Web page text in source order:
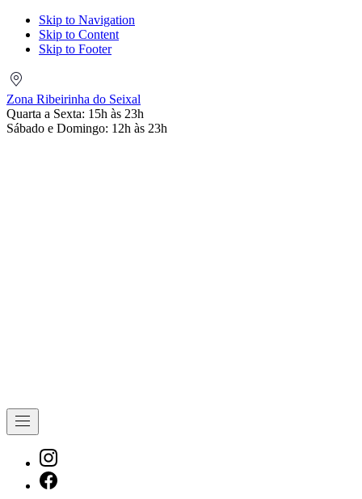
Skip to Navigation
Skip to Content
Skip to Footer
do
Seixal
Zona Ribeirinha do Seixal
Quarta a Sexta: 15h às 23h
Sábado e Domingo: 12h às 23h
Navigation
New
Window